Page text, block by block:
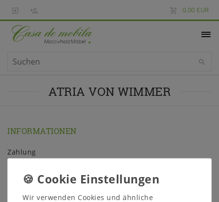
0,00 EUR
ATRIA VON WIMMER
INFORMATIONEN
Zahlung
Impressum
Wir verwenden Cookies und ähnliche